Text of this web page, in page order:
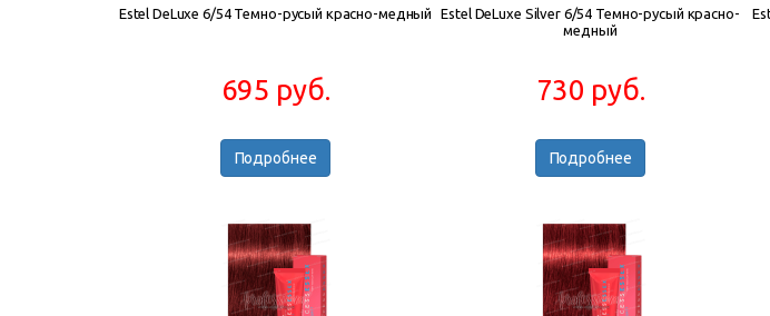
Estel DeLuxe 6/54 Темно-русый красно-медный
695 руб.
Подробнее
Estel DeLuxe Silver 6/54 Темно-русый красно-
медный
730 руб.
Подробнее